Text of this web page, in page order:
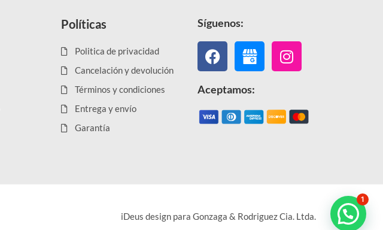
Políticas
Politica de privacidad
Cancelación y devolución
Términos y condiciones
Entrega y envío
Garantía
Síguenos:
Facebook Instagram
Aceptamos:
iDeus design para Gonzaga & Rodriguez Cia. Ltda.
1